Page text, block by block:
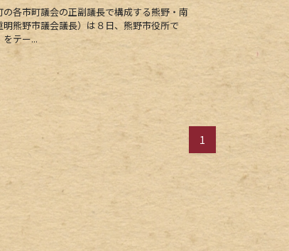
各市町議会の正副議長で構成する熊野・南
熊野市議会議長）は８日、熊野市役所で
をテー...
1